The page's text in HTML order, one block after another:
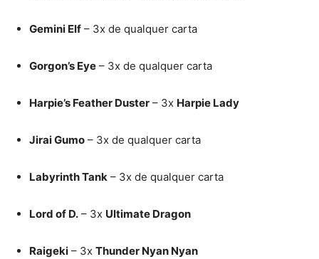
Gemini Elf – 3x de qualquer carta
Gorgon’s Eye – 3x de qualquer carta
Harpie’s Feather Duster – 3x Harpie Lady
Jirai Gumo – 3x de qualquer carta
Labyrinth Tank – 3x de qualquer carta
Lord of D. – 3x Ultimate Dragon
Raigeki – 3x Thunder Nyan Nyan